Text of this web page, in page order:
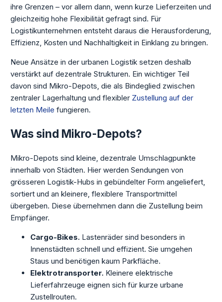
ihre Grenzen – vor allem dann, wenn kurze Lieferzeiten und
gleichzeitig hohe Flexibilität gefragt sind. Für
Logistikunternehmen entsteht daraus die Herausforderung,
Effizienz, Kosten und Nachhaltigkeit in Einklang zu bringen.
Neue Ansätze in der urbanen Logistik setzen deshalb
verstärkt auf dezentrale Strukturen. Ein wichtiger Teil
davon sind Mikro-Depots, die als Bindeglied zwischen
zentraler Lagerhaltung und flexibler Zustellung auf der
letzten Meile fungieren.
Was sind Mikro-Depots?
Mikro-Depots sind kleine, dezentrale Umschlagpunkte
innerhalb von Städten. Hier werden Sendungen von
grösseren Logistik-Hubs in gebündelter Form angeliefert,
sortiert und an kleinere, flexiblere Transportmittel
übergeben. Diese übernehmen dann die Zustellung beim
Empfänger.
Cargo-Bikes. Lastenräder sind besonders in
Innenstädten schnell und effizient. Sie umgehen
Staus und benötigen kaum Parkfläche.
Elektrotransporter. Kleinere elektrische
Lieferfahrzeuge eignen sich für kurze urbane
Zustellrouten.